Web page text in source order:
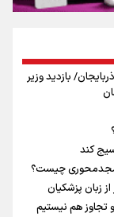
بازدید وزیر
کند
چیست؟
زبان پزشکیان
تجاوز هم نیستیم